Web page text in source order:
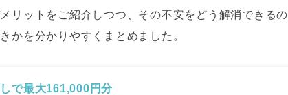
リットをご紹介しつつ、その不安をどう解消できるの
かを分かりやすくまとめました。
で最大161,000円分